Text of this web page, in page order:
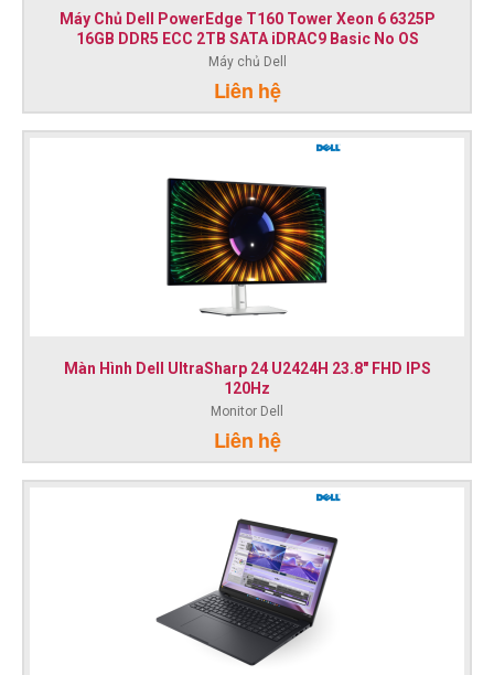
Máy Chủ Dell PowerEdge T160 Tower Xeon 6 6325P
16GB DDR5 ECC 2TB SATA iDRAC9 Basic No OS
Máy chủ Dell
Liên hệ
Màn Hình Dell UltraSharp 24 U2424H 23.8" FHD IPS
120Hz
Monitor Dell
Liên hệ